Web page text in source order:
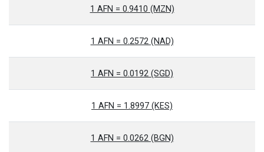
1 AFN = 0.9410 (MZN)
1 AFN = 0.2572 (NAD)
1 AFN = 0.0192 (SGD)
1 AFN = 1.8997 (KES)
1 AFN = 0.0262 (BGN)